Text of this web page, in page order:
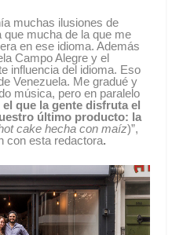
muchas ilusiones de
mucha de la que me
en ese idioma. Además
Campo Alegre y el
influencia del idioma. Eso
Venezuela. Me gradué y
música, pero en paralelo
que la gente disfruta el
último producto: la
cake hecha con maíz)”,
con esta redactora.